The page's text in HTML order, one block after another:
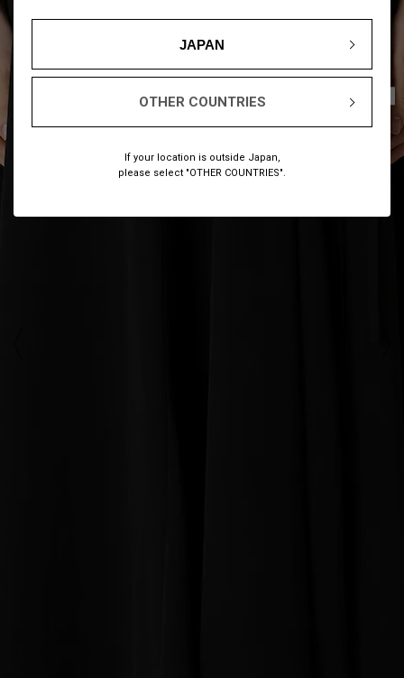
JAPAN
OTHER COUNTRIES
If your location is outside Japan,
please select "OTHER COUNTRIES".